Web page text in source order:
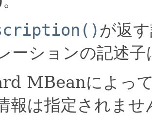
が返
ーションの記述
MBeanによっ
報は指定されませ